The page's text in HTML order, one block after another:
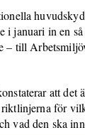
i januari in en
– till
att det
för
vad den ska